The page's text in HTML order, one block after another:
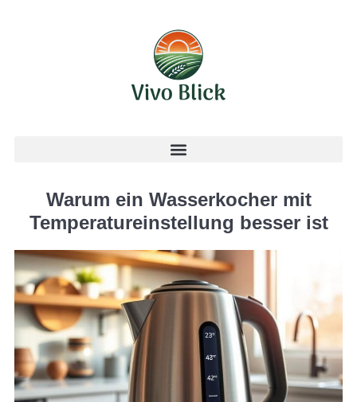
Warum ein Wasserkocher mit
Temperatureinstellung besser ist